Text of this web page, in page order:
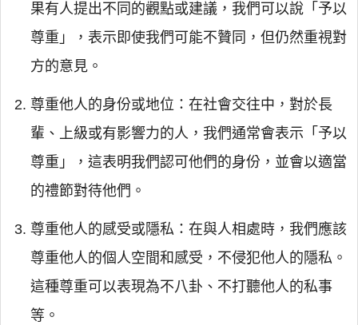
果有人提出不同的觀點或建議，我們可以說「予以
尊重」，表示即使我們可能不贊同，但仍然重視對
方的意見。
尊重他人的身份或地位：在社會交往中，對於長
輩、上級或有影響力的人，我們通常會表示「予以
尊重」，這表明我們認可他們的身份，並會以適當
的禮節對待他們。
尊重他人的感受或隱私：在與人相處時，我們應該
尊重他人的個人空間和感受，不侵犯他人的隱私。
這種尊重可以表現為不八卦、不打聽他人的私事
等。